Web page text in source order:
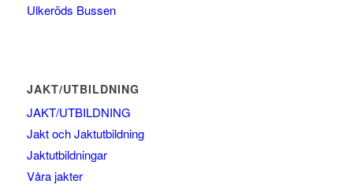
Ulkeröds Bussen
JAKT/UTBILDNING
JAKT/UTBILDNING
Jakt och Jaktutbildning
Jaktutbildningar
Våra jakter